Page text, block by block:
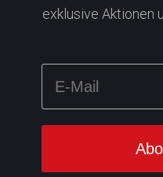
exklusive Aktionen